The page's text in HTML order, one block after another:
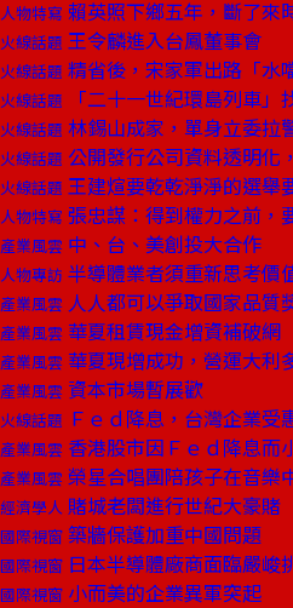
人物特寫 賴英照下鄉五年，斷了來
火線話題 王令麟進入台鳳董事會
火線話題 精省後，宋家軍出路「水
火線話題 「二十一世紀環島列車」
火線話題 林錫山成家，單身立委拉
火線話題 公開發行公司資料透明化
火線話題 王建煊要乾乾淨淨的選舉
人物特寫 張忠謀：得到權力之前，
產業風雲 中、台、美創投大合作
人物專訪 半導體業者須重新思考價
產業風雲 人人都可以爭取國家品質
產業風雲 華夏租賃現金增資補破網
產業風雲 華夏現增成功，營運大利
產業風雲 資本市場暫展歡
火線話題 Ｆｅｄ降息，台灣企業受
產業風雲 香港股市因Ｆｅｄ降息而
產業風雲 榮星合唱團陪孩子在音樂
經濟學人 賭城老闆進行世紀大豪賭
國際視窗 築牆保護加重中國問題
國際視窗 日本半導體廠商面臨嚴峻
國際視窗 小而美的企業異軍突起